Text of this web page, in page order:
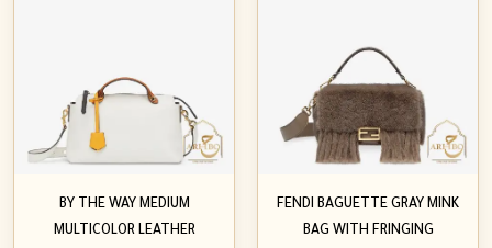
FENDI BAGUETTE GRAY MINK
BAG WITH FRINGING
BY THE WAY MEDIUM
MULTICOLOR LEATHER